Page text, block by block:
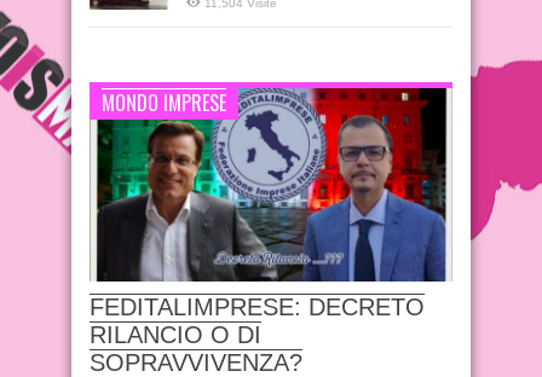
11,504 Visite
MONDO IMPRESE
FEDITALIMPRESE: DECRETO
RILANCIO O DI
SOPRAVVIVENZA?